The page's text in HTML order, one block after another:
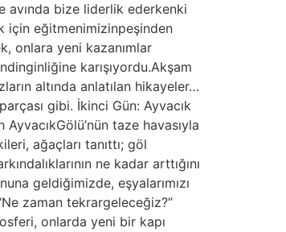
avında bize liderlik ederkenki
için eğitmenimizinpeşinden
onlara yeni kazanımlar
karışıyordu.Akşam
altında anlatılan hikayeler…
gibi. İkinci Gün: Ayvacık
taze havasıyla
ağaçları tanıttı; göl
ne kadar arttığını
geldiğimizde, eşyalarımızı
zaman tekrargeleceğiz?”
onlarda yeni bir kapı